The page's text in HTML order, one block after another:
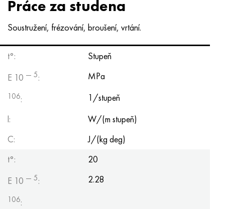
Práce za studena
Soustružení, frézování, broušení, vrtání.
t°:
Stupeň
E 10 — 5: MPa
106:
1/stupeň
l:
W/(m stupeň)
C:
J/(kg deg)
t°:
20
E 10 — 5: 2.28
106:
Hastelloy C-276
Hastelloy C2000
Hastelloy 3
Hastelloy x
40XFA, 1,7223, AISI 4142
45X, 45h, 1,7035
45HN2MFA, k2425, 45hnmf
A40G, 44smn28, 1.0762, 46s20